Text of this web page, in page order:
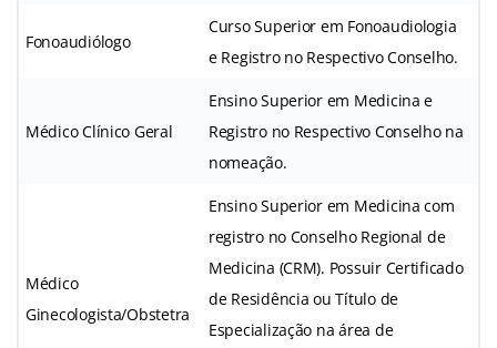
Fonoaudiólogo
Curso Superior em Fonoaudiologia
e Registro no Respectivo Conselho.
Médico Clínico Geral
Ensino Superior em Medicina e
Registro no Respectivo Conselho na
nomeação.
Médico
Ginecologista/Obstetra
Ensino Superior em Medicina com
registro no Conselho Regional de
Medicina (CRM). Possuir Certificado
de Residência ou Título de
Especialização na área de